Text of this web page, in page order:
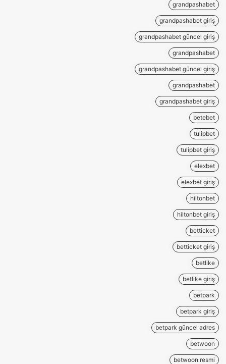
grandpashabet
grandpashabet giriş
grandpashabet güncel giriş
grandpashabet
grandpashabet güncel giriş
grandpashabet
grandpashabet giriş
betebet
tulipbet
tulipbet giriş
elexbet
elexbet giriş
hiltonbet
hiltonbet giriş
betticket
betticket giriş
betlike
betlike giriş
betpark
betpark giriş
betpark güncel adres
betwoon
betwoon resmi